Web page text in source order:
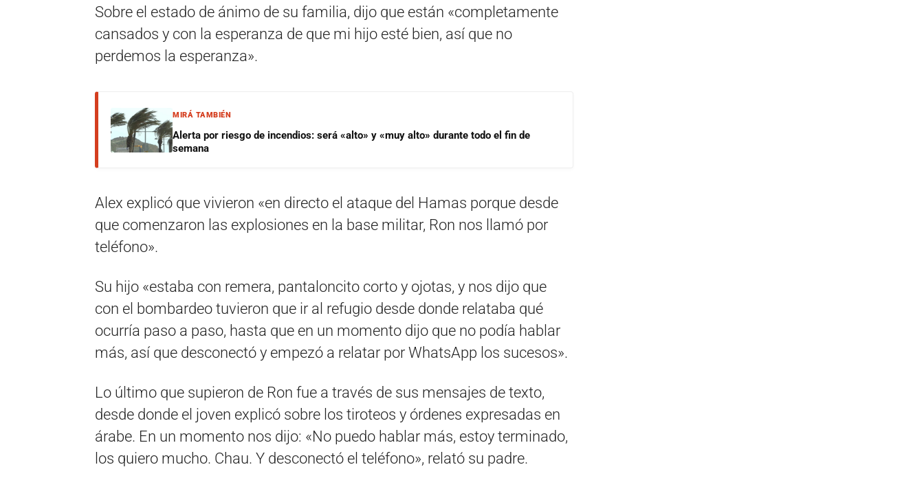
Sobre el estado de ánimo de su familia, dijo que están «completamente
cansados y con la esperanza de que mi hijo esté bien, así que no
perdemos la esperanza».
MIRÁ TAMBIÉN
Alerta por riesgo de incendios: será «alto» y «muy alto» durante todo el fin de
semana
Alex explicó que vivieron «en directo el ataque del Hamas porque desde
que comenzaron las explosiones en la base militar, Ron nos llamó por
teléfono».
Su hijo «estaba con remera, pantaloncito corto y ojotas, y nos dijo que
con el bombardeo tuvieron que ir al refugio desde donde relataba qué
ocurría paso a paso, hasta que en un momento dijo que no podía hablar
más, así que desconectó y empezó a relatar por WhatsApp los sucesos».
Lo último que supieron de Ron fue a través de sus mensajes de texto,
desde donde el joven explicó sobre los tiroteos y órdenes expresadas en
árabe. En un momento nos dijo: «No puedo hablar más, estoy terminado,
los quiero mucho. Chau. Y desconectó el teléfono», relató su padre.